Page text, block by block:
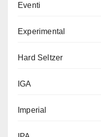
Eventi
Experimental
Hard Seltzer
IGA
Imperial